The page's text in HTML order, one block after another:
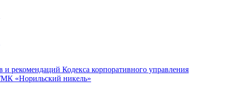
рекомендаций Кодекса корпоративного управления
«Норильский никель»